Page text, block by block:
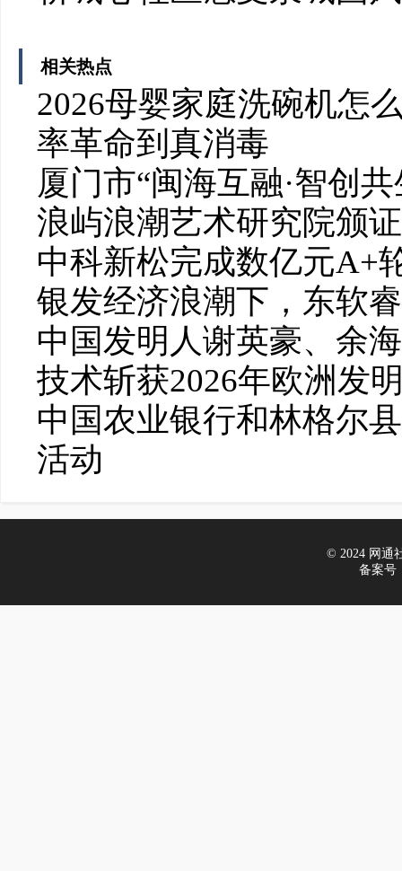
相关热点
2026母婴家庭洗碗机怎
率革命到真消毒
厦门市“闽海互融·智创
浪屿浪潮艺术研究院颁
中科新松完成数亿元A+
银发经济浪潮下，东软
中国发明人谢英豪、余
技术斩获2026年欧洲发
中国农业银行和林格尔
活动
© 2024 网通
备案号